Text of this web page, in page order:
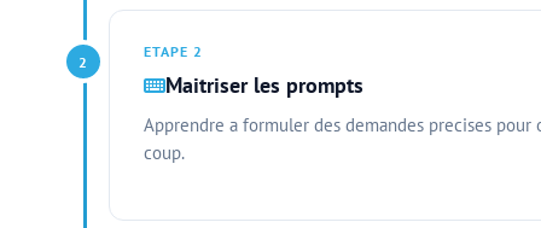
2
ETAPE 2
Maitriser les prompts
Apprendre a formuler des demandes precises
coup.